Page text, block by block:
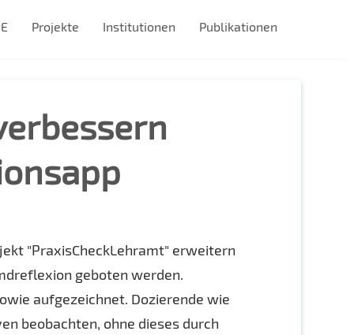
Projekte Institutionen Publikationen
"PraxisCheckLehramt" erweitern
geboten werden.
aufgezeichnet. Dozierende wie
beobachten, ohne dieses durch